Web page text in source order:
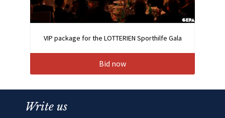
VIP package for the LOTTERIEN Sporthilfe Gala
Bid now
Write us